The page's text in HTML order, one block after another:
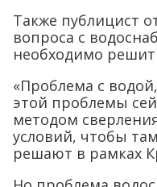
Также публицист
вопроса с
необходимо
«Проблема с
этой проблемы
методом
условий, чтобы
решают в рамках